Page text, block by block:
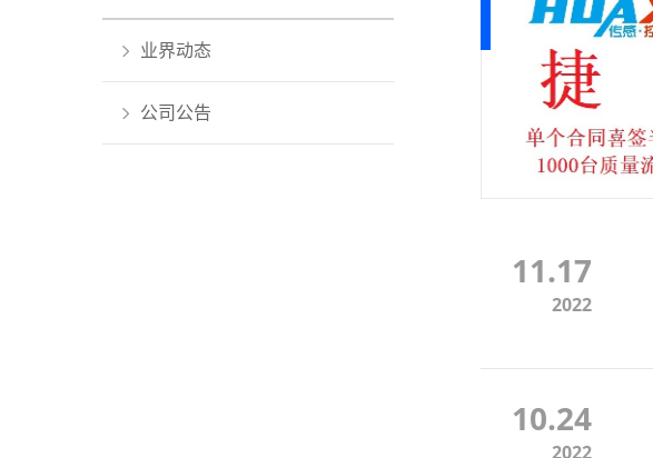
业界动态
公司公告
11.17
2022
10.24
2022